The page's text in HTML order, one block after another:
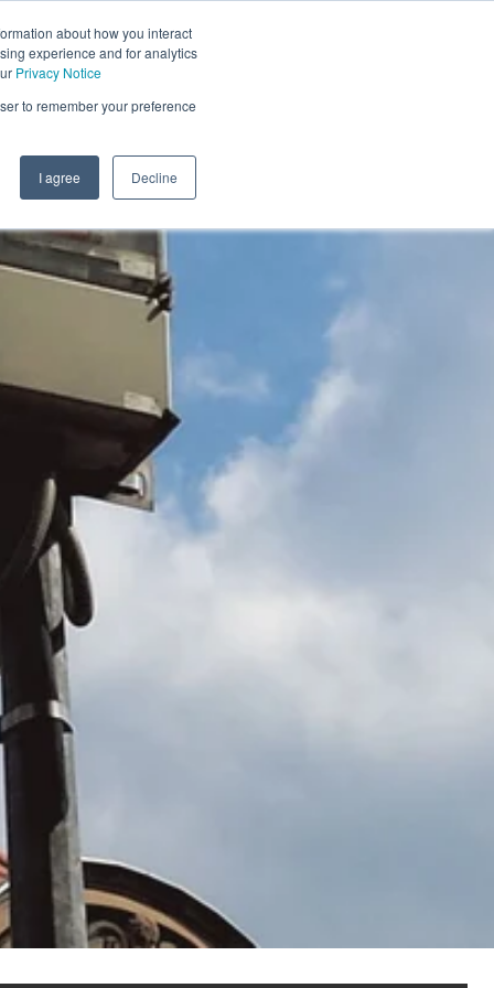
about how you interact
experience and for analytics
Privacy Notice
to remember your preference
I agree Decline
NOT SET